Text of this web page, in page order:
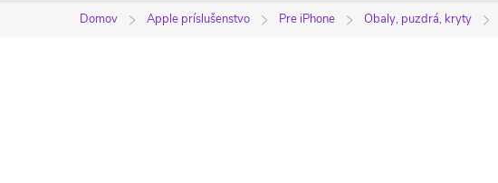
Domov Apple príslušenstvo Pre iPhone Obaly, puzdrá, kryty